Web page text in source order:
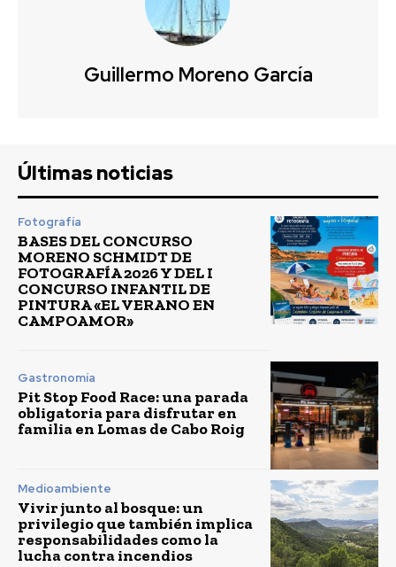
Guillermo Moreno García
Últimas noticias
Fotografía
BASES DEL CONCURSO
MORENO SCHMIDT DE
FOTOGRAFÍA 2026 Y DEL I
CONCURSO INFANTIL DE
PINTURA «EL VERANO EN
CAMPOAMOR»
Gastronomía
Pit Stop Food Race: una parada
obligatoria para disfrutar en
familia en Lomas de Cabo Roig
Medioambiente
Vivir junto al bosque: un
privilegio que también implica
responsabilidades como la
lucha contra incendios